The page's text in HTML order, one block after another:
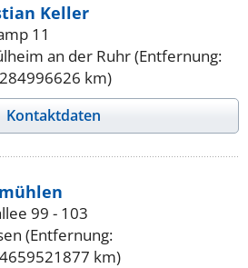
Keller
11
an der Ruhr (Entfernung:
km)
Kontaktdaten
99 - 103
(Entfernung:
km)